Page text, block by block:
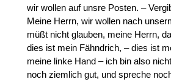
wir wollen auf unsre Posten. –
Meine Herrn, wir wollen nach
müßt nicht glauben, meine Herrn,
dies ist mein Fähndrich, – dies ist
meine linke Hand – ich bin also
noch ziemlich gut, und spreche